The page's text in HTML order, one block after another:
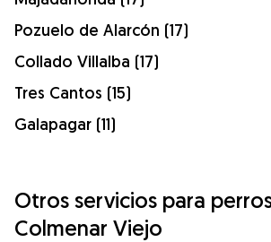
Pozuelo de Alarcón (17)
Collado Villalba (17)
Tres Cantos (15)
Galapagar (11)
Otros servicios para
Colmenar Viejo